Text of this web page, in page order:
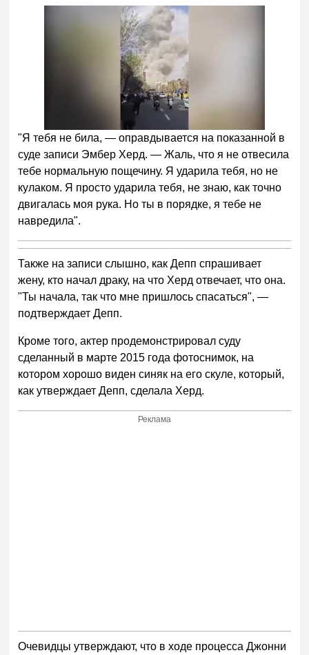
"Я тебя не била, — оправдывается на показанной в
суде записи Эмбер Херд. — Жаль, что я не отвесила
тебе нормальную пощечину. Я ударила тебя, но не
кулаком. Я просто ударила тебя, не знаю, как точно
двигалась моя рука. Но ты в порядке, я тебе не
навредила".
Также на записи слышно, как Депп спрашивает
жену, кто начал драку, на что Херд отвечает, что она.
"Ты начала, так что мне пришлось спасаться", —
подтверждает Депп.
Кроме того, актер продемонстрировал суду
сделанный в марте 2015 года фотоснимок, на
котором хорошо виден синяк на его скуле, который,
как утверждает Депп, сделала Херд.
Реклама
Очевидцы утверждают, что в ходе процесса Джонни